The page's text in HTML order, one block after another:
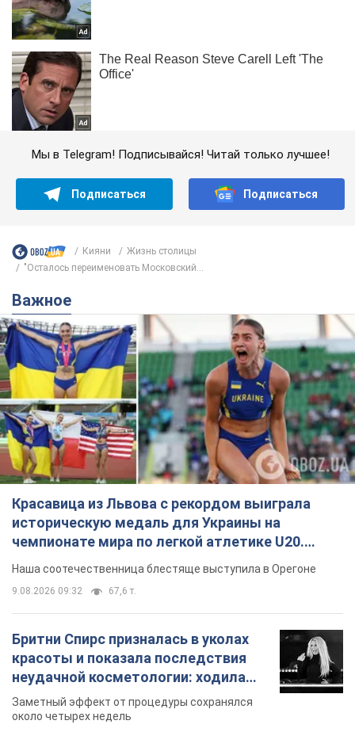
Мы в Telegram! Подписывайся! Читай только лучшее!
Подписаться Подписаться
Кияни
Жизнь столицы
"Осталось переименовать Московский...
Важное
Красавица из Львова с рекордом выиграла
историческую медаль для Украины на
чемпионате мира по легкой атлетике U20.
Видео
Наша соотечественница блестяще выступила в Орегоне
9.08.2026 09:32 67,6 т.
Бритни Спирс призналась в уколах
красоты и показала последствия
неудачной косметологии: ходила
так почти месяц
Заметный эффект от процедуры сохранялся
около четырех недель